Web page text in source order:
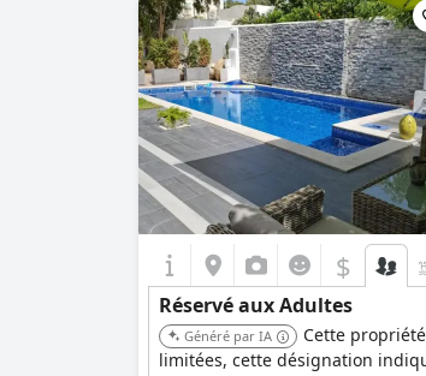
$
Réservé aux Adultes
Généré par IA
Cette
limitées, cette désignation